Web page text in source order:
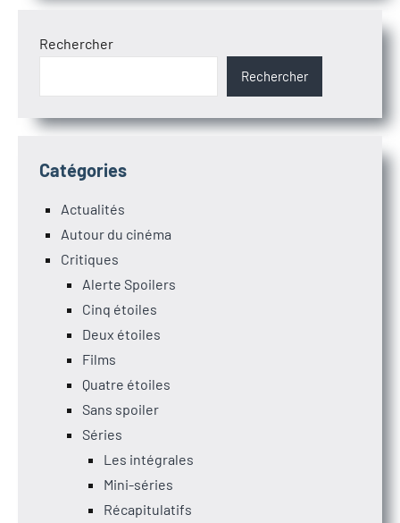
Rechercher
Rechercher
Catégories
Actualités
Autour du cinéma
Critiques
Alerte Spoilers
Cinq étoiles
Deux étoiles
Films
Quatre étoiles
Sans spoiler
Séries
Les intégrales
Mini-séries
Récapitulatifs